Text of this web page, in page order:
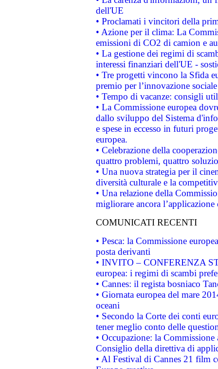
dell'UE
• Proclamati i vincitori della
• Azione per il clima: La
emissioni di CO2 di camion e
• La gestione dei regimi di
interessi finanziari dell'UE -
• Tre progetti vincono la Sfida
premio per l’innovazione sociale
• Tempo di vacanze: consigli
• La Commissione europea
dallo sviluppo del Sistema
e spese in eccesso in futuri
europea.
• Celebrazione della
quattro problemi, quattro
• Una nuova strategia per il
diversità culturale e la
• Una relazione della
migliorare ancora
COMUNICATI RECENTI
• Pesca: la Commissione
posta derivanti
• INVITO – CONFERENZA
europea: i regimi di scambi
• Cannes: il regista bosniaco
• Giornata europea del mare
oceani
• Secondo la Corte dei conti
tener meglio conto delle
• Occupazione: la
Consiglio della direttiva di
• Al Festival di Cannes 21 film